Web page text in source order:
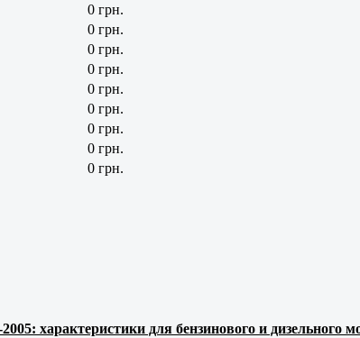
0 грн.
0 грн.
0 грн.
0 грн.
0 грн.
0 грн.
0 грн.
0 грн.
0 грн.
характеристики для бензинового и дизельного